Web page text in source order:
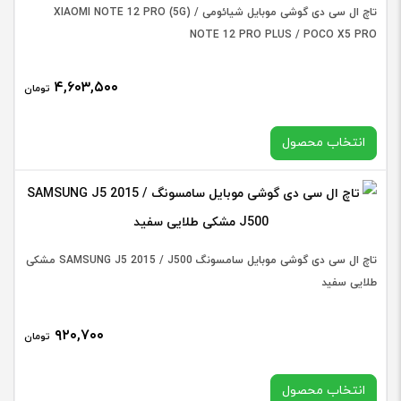
تاچ ال سی دی گوشی موبایل شیائومی XIAOMI NOTE 12 PRO (5G) /
NOTE 12 PRO PLUS / POCO X5 PRO
۴,۶۰۳,۵۰۰ تومان
انتخاب محصول
کیفیت
ال
تاچ ال سی دی گوشی موبایل سامسونگ SAMSUNG J5 2015 / J500 مشکی
طلایی سفید
۹۲۰,۷۰۰ تومان
انتخاب محصول